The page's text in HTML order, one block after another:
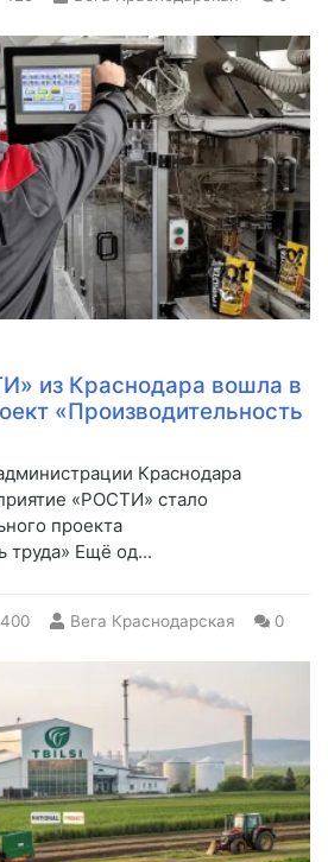
из Краснодара вошла в
«Производительность
Краснодара
«РОСТИ» стало
проекта
труда» Ещё од...
400 Вега Краснодарская 0